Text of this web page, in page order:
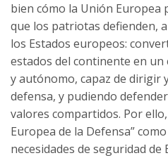
bien cómo la Unión Europea
que los patriotas defienden,
los Estados europeos:
estados del continente en
y autónomo, capaz de dirigir
defensa, y pudiendo
valores compartidos. Por
Europea de la Defensa”
necesidades de seguridad de